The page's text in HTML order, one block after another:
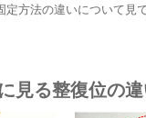
定方法の違いについて見
見る整復位の